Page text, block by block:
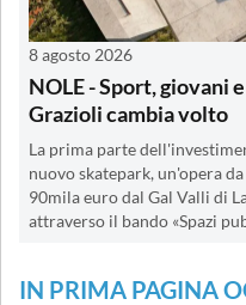
8 agosto 2026
NOLE - Sport, giovani
Grazioli cambia volto
La prima parte
nuovo skatepark, un'opera
90mila euro dal Gal Valli di
attraverso il bando «Spazi
IN PRIMA PAGINA